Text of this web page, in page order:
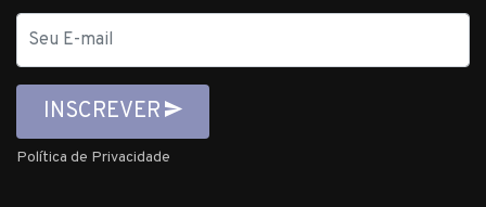
mail
INSCREVER
Política de Privacidade